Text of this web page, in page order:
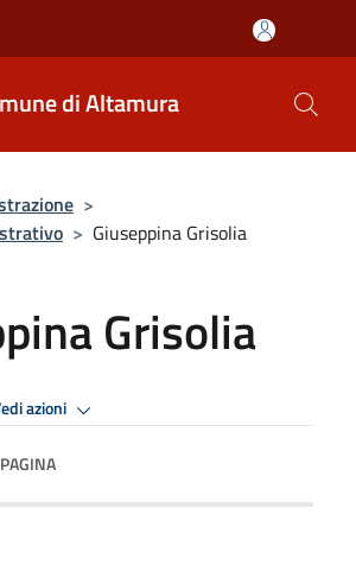
di Altamura
>
> Giuseppina Grisolia
Grisolia
azioni